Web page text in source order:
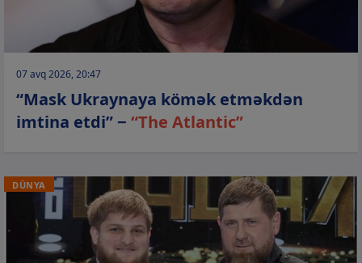
07 avq 2026, 20:47
“Mask Ukraynaya kömək etməkdən
imtina etdi” − “The Atlantic”
DÜNYA